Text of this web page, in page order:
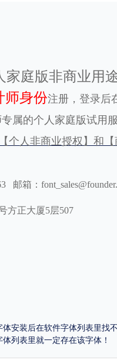
海报素材下载
家庭版非商业用
师身份注册，登录后
专属的个人家庭版试用
个人非商业授权】和
邮箱：
方正大厦5层507
安装后在软件字体列表里
列表里就一定存在该字体！